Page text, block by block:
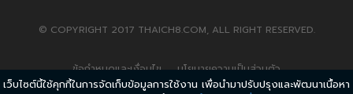
© COPYRIGHT 2017 THAICH8.COM, ALL RIGHT RESERVED.
ข้อกำหนดและเงื่อนไข นโยบายความเป็นส่วนตัว
เว็บไซต์นี้ใช้คุกกี้ในการจัดเก็บข้อมูลการใช้งาน เพื่อนำมาปรับปรุงและพัฒนาเนื้อหา